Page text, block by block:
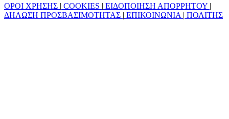
ΟΡΟΙ ΧΡΗΣΗΣ | COOKIES | ΕΙΔΟΠΟΙΗΣΗ ΑΠΟΡΡΗΤΟΥ |
ΔΗΛΩΣΗ ΠΡΟΣΒΑΣΙΜΟΤΗΤΑΣ | ΕΠΙΚΟΙΝΩΝΙΑ | ΠΟΛΙΤΗΣ